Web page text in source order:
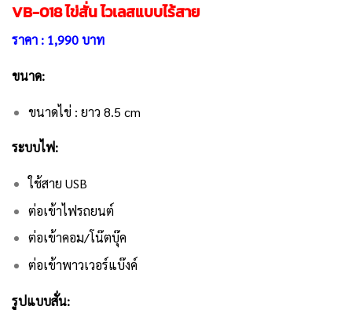
VB-018ไข่สั่น ไวเลสแบบไร้สาย
ราคา : 1,990 บาท
ขนาด:
ขนาดไข่ : ยาว 8.5 cm
ระบบไฟ:
ใช้สาย USB
ต่อเข้าไฟรถยนต์
ต่อเข้าคอม/โน๊ตบุ๊ค
ต่อเข้าพาวเวอร์แบ๊งค์
รูปแบบสั่น: